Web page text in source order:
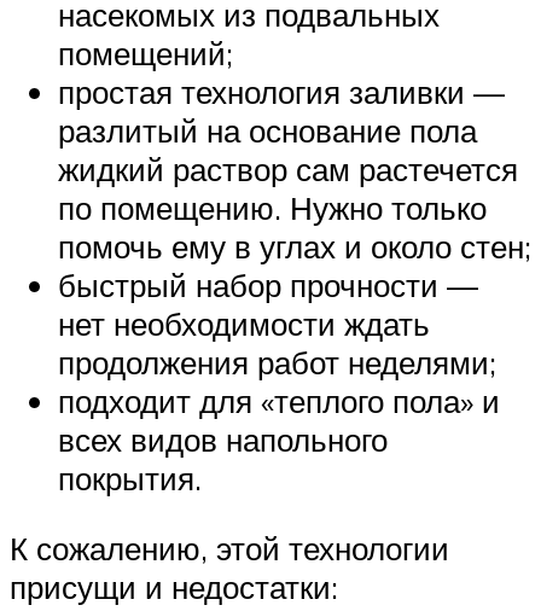
насекомых из подвальных
помещений;
простая технология заливки —
разлитый на основание пола
жидкий раствор сам растечется
по помещению. Нужно только
помочь ему в углах и около стен;
быстрый набор прочности —
нет необходимости ждать
продолжения работ неделями;
подходит для «теплого пола» и
всех видов напольного
покрытия.
К сожалению, этой технологии
присущи и недостатки: